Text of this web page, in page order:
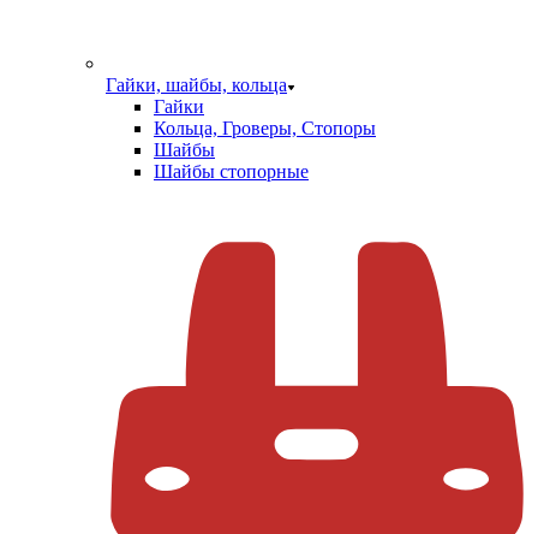
Гайки, шайбы, кольца
Гайки
Кольца, Гроверы, Стопоры
Шайбы
Шайбы стопорные